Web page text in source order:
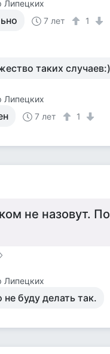
Липецких
7 лет 1
таких
Липецких
7 лет 1
не назовут.
Липецких
буду делать так.